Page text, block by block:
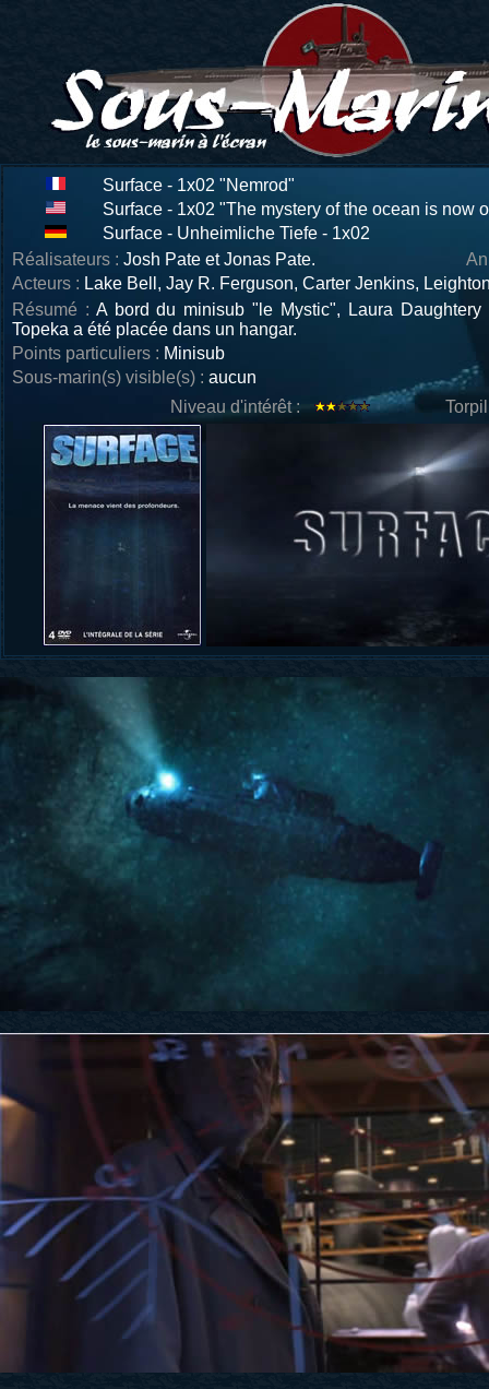
Surface - 1x02 "Nemrod"
Surface - 1x02 "The mystery of the ocean is now
Surface - Unheimliche Tiefe - 1x02
Réalisateurs : Josh Pate et Jonas Pate.
Acteurs : Lake Bell, Jay R. Ferguson, Carter Jenkins,
Résumé : Abord du minisub "le Mystic", Laura
Topeka a été placée dans un hangar.
Points particuliers : Minisub
Sous-marin(s) visible(s) : aucun
Niveau d'intérêt :